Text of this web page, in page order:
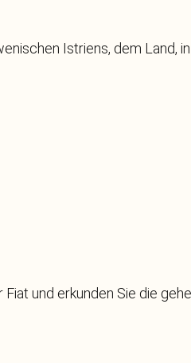
Istriens, dem Land,
und erkunden Sie die